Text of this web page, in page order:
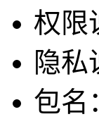
权限
隐私
包名